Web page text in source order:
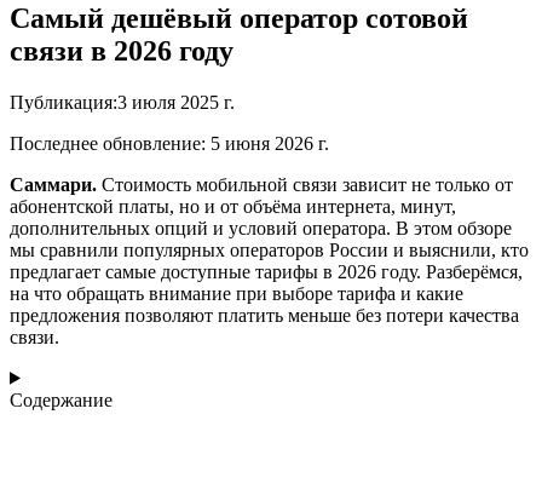
Самый дешёвый оператор сотовой
связи в 2026 году
Публикация:3 июля 2025 г.
Последнее обновление: 5 июня 2026 г.
Саммари. Стоимость мобильной связи зависит не только от
абонентской платы, но и от объёма интернета, минут,
дополнительных опций и условий оператора. В этом обзоре
мы сравнили популярных операторов России и выяснили, кто
предлагает самые доступные тарифы в 2026 году. Разберёмся,
на что обращать внимание при выборе тарифа и какие
предложения позволяют платить меньше без потери качества
связи.
Содержание